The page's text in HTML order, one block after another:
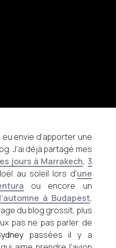
envie d’apporter une
J’ai déjà partagé mes
jours à Marrakech, 3
au soleil lors d’une
ou encore un
à Budapest,
du blog grossit, plus
pas ne pas parler de
passées il y a